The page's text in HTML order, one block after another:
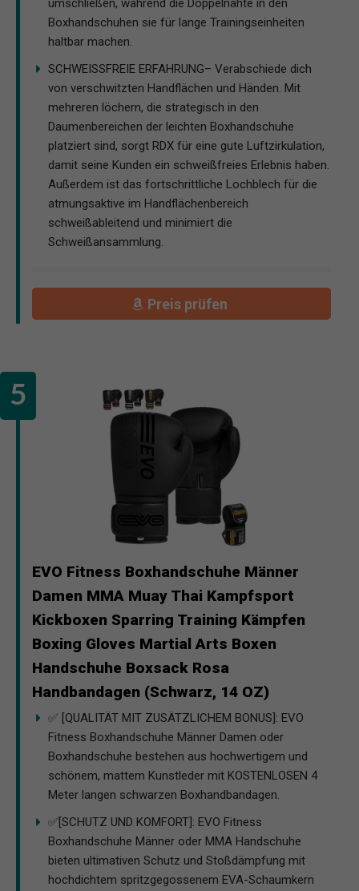
umschließen, während die Doppelnähte in den
Boxhandschuhen sie für lange Trainingseinheiten
haltbar machen.
SCHWEISSFREIE ERFAHRUNG– Verabschiede dich
von verschwitzten Handflächen und Händen. Mit
mehreren löchern, die strategisch in den
Daumenbereichen der leichten Boxhandschuhe
platziert sind, sorgt RDX für eine gute Luftzirkulation,
damit seine Kunden ein schweißfreies Erlebnis haben.
Außerdem ist das fortschrittliche Lochblech für die
atmungsaktive im Handflächenbereich
schweißableitend und minimiert die
Schweißansammlung.
Preis prüfen
EVO Fitness Boxhandschuhe Männer
Damen MMA Muay Thai Kampfsport
Kickboxen Sparring Training Kämpfen
Boxing Gloves Martial Arts Boxen
Handschuhe Boxsack Rosa
Handbandagen (Schwarz, 14 OZ)
✅ [QUALITÄT MIT ZUSÄTZLICHEM BONUS]: EVO
Fitness Boxhandschuhe Männer Damen oder
Boxhandschuhe bestehen aus hochwertigem und
schönem, mattem Kunstleder mit KOSTENLOSEN 4
Meter langen schwarzen Boxhandbandagen.
✅[SCHUTZ UND KOMFORT]: EVO Fitness
Boxhandschuhe Männer oder MMA Handschuhe
bieten ultimativen Schutz und Stoßdämpfung mit
hochdichtem spritzgegossenem EVA-Schaumkern